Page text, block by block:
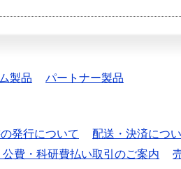
製品 パートナー製品
発行について 配送・決済につ
公費・科研費払い取引のご案内